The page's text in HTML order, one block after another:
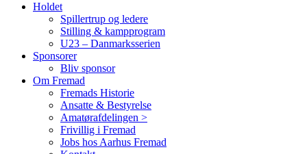
Holdet
Spillertrup og ledere
Stilling & kampprogram
U23 – Danmarksserien
Sponsorer
Bliv sponsor
Om Fremad
Fremads Historie
Ansatte & Bestyrelse
Amatørafdelingen >
Frivillig i Fremad
Jobs hos Aarhus Fremad